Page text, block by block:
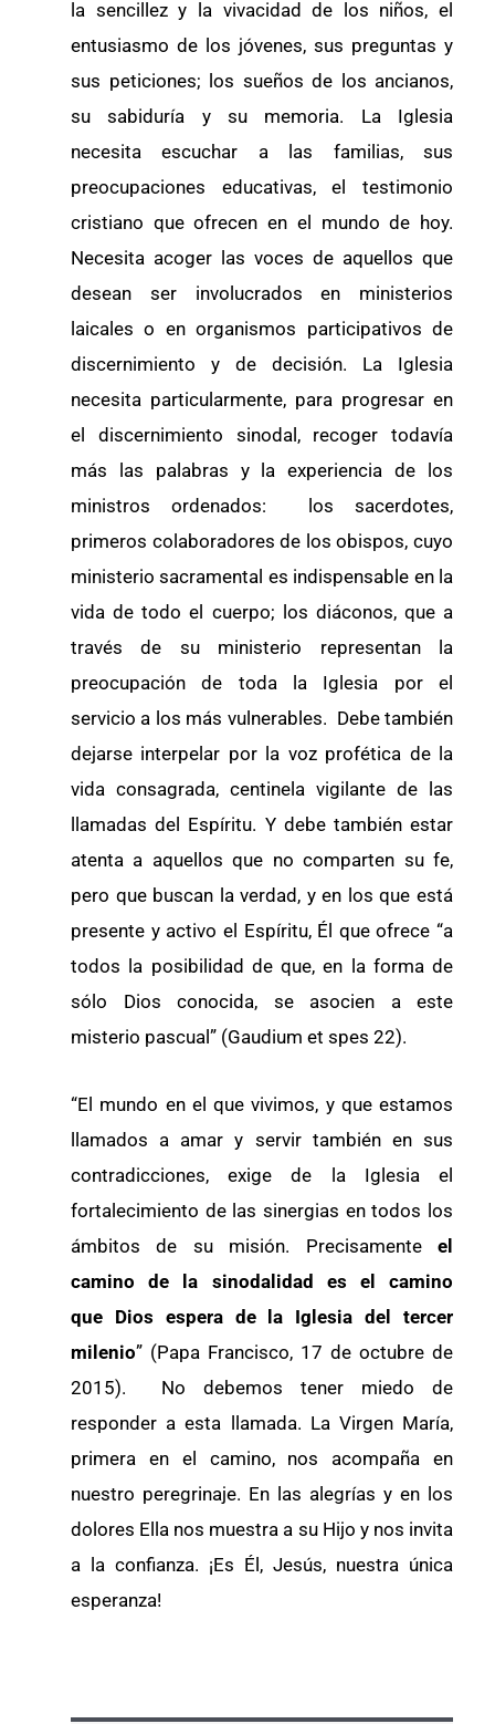
la sencillez y la vivacidad de los niños, el
entusiasmo de los jóvenes, sus preguntas y
sus peticiones; los sueños de los ancianos,
su sabiduría y su memoria. La Iglesia
necesita escuchar a las familias, sus
preocupaciones educativas, el testimonio
cristiano que ofrecen en el mundo de hoy.
Necesita acoger las voces de aquellos que
desean ser involucrados en ministerios
laicales o en organismos participativos de
discernimiento y de decisión. La Iglesia
necesita particularmente, para progresar en
el discernimiento sinodal, recoger todavía
más las palabras y la experiencia de los
ministros ordenados: los sacerdotes,
primeros colaboradores de los obispos, cuyo
ministerio sacramental es indispensable en la
vida de todo el cuerpo; los diáconos, que a
través de su ministerio representan la
preocupación de toda la Iglesia por el
servicio a los más vulnerables. Debe también
dejarse interpelar por la voz profética de la
vida consagrada, centinela vigilante de las
llamadas del Espíritu. Y debe también estar
atenta a aquellos que no comparten su fe,
pero que buscan la verdad, y en los que está
presente y activo el Espíritu, Él que ofrece “a
todos la posibilidad de que, en la forma de
sólo Dios conocida, se asocien a este
misterio pascual” (Gaudium et spes 22).
“El mundo en el que vivimos, y que estamos
llamados a amar y servir también en sus
contradicciones, exige de la Iglesia el
fortalecimiento de las sinergias en todos los
ámbitos de su misión. Precisamente el
camino de la sinodalidad es el camino
que Dios espera de la Iglesia del tercer
milenio” (Papa Francisco, 17 de octubre de
2015). No debemos tener miedo de
responder a esta llamada. La Virgen María,
primera en el camino, nos acompaña en
nuestro peregrinaje. En las alegrías y en los
dolores Ella nos muestra a su Hijo y nos invita
a la confianza. ¡Es Él, Jesús, nuestra única
esperanza!